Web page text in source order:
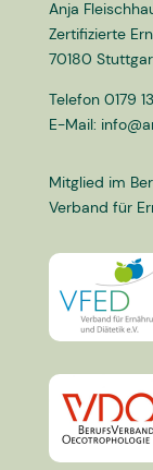
Anja
Zertifizierte
70180
Telefon 0179
E-Mail:
Mitglied im
Verband für